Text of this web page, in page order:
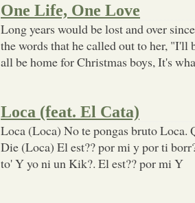
One Life, One Love
Long years would be lost and over
the words that he called out to her, "I'll
all be home for Christmas boys, It's
Loca (feat. El Cata)
Loca (Loca) No te pongas bruto Loca.
Die (Loca) El est?? por mi y por ti
to' Y yo ni un Kik?­. El est?? por mi Y